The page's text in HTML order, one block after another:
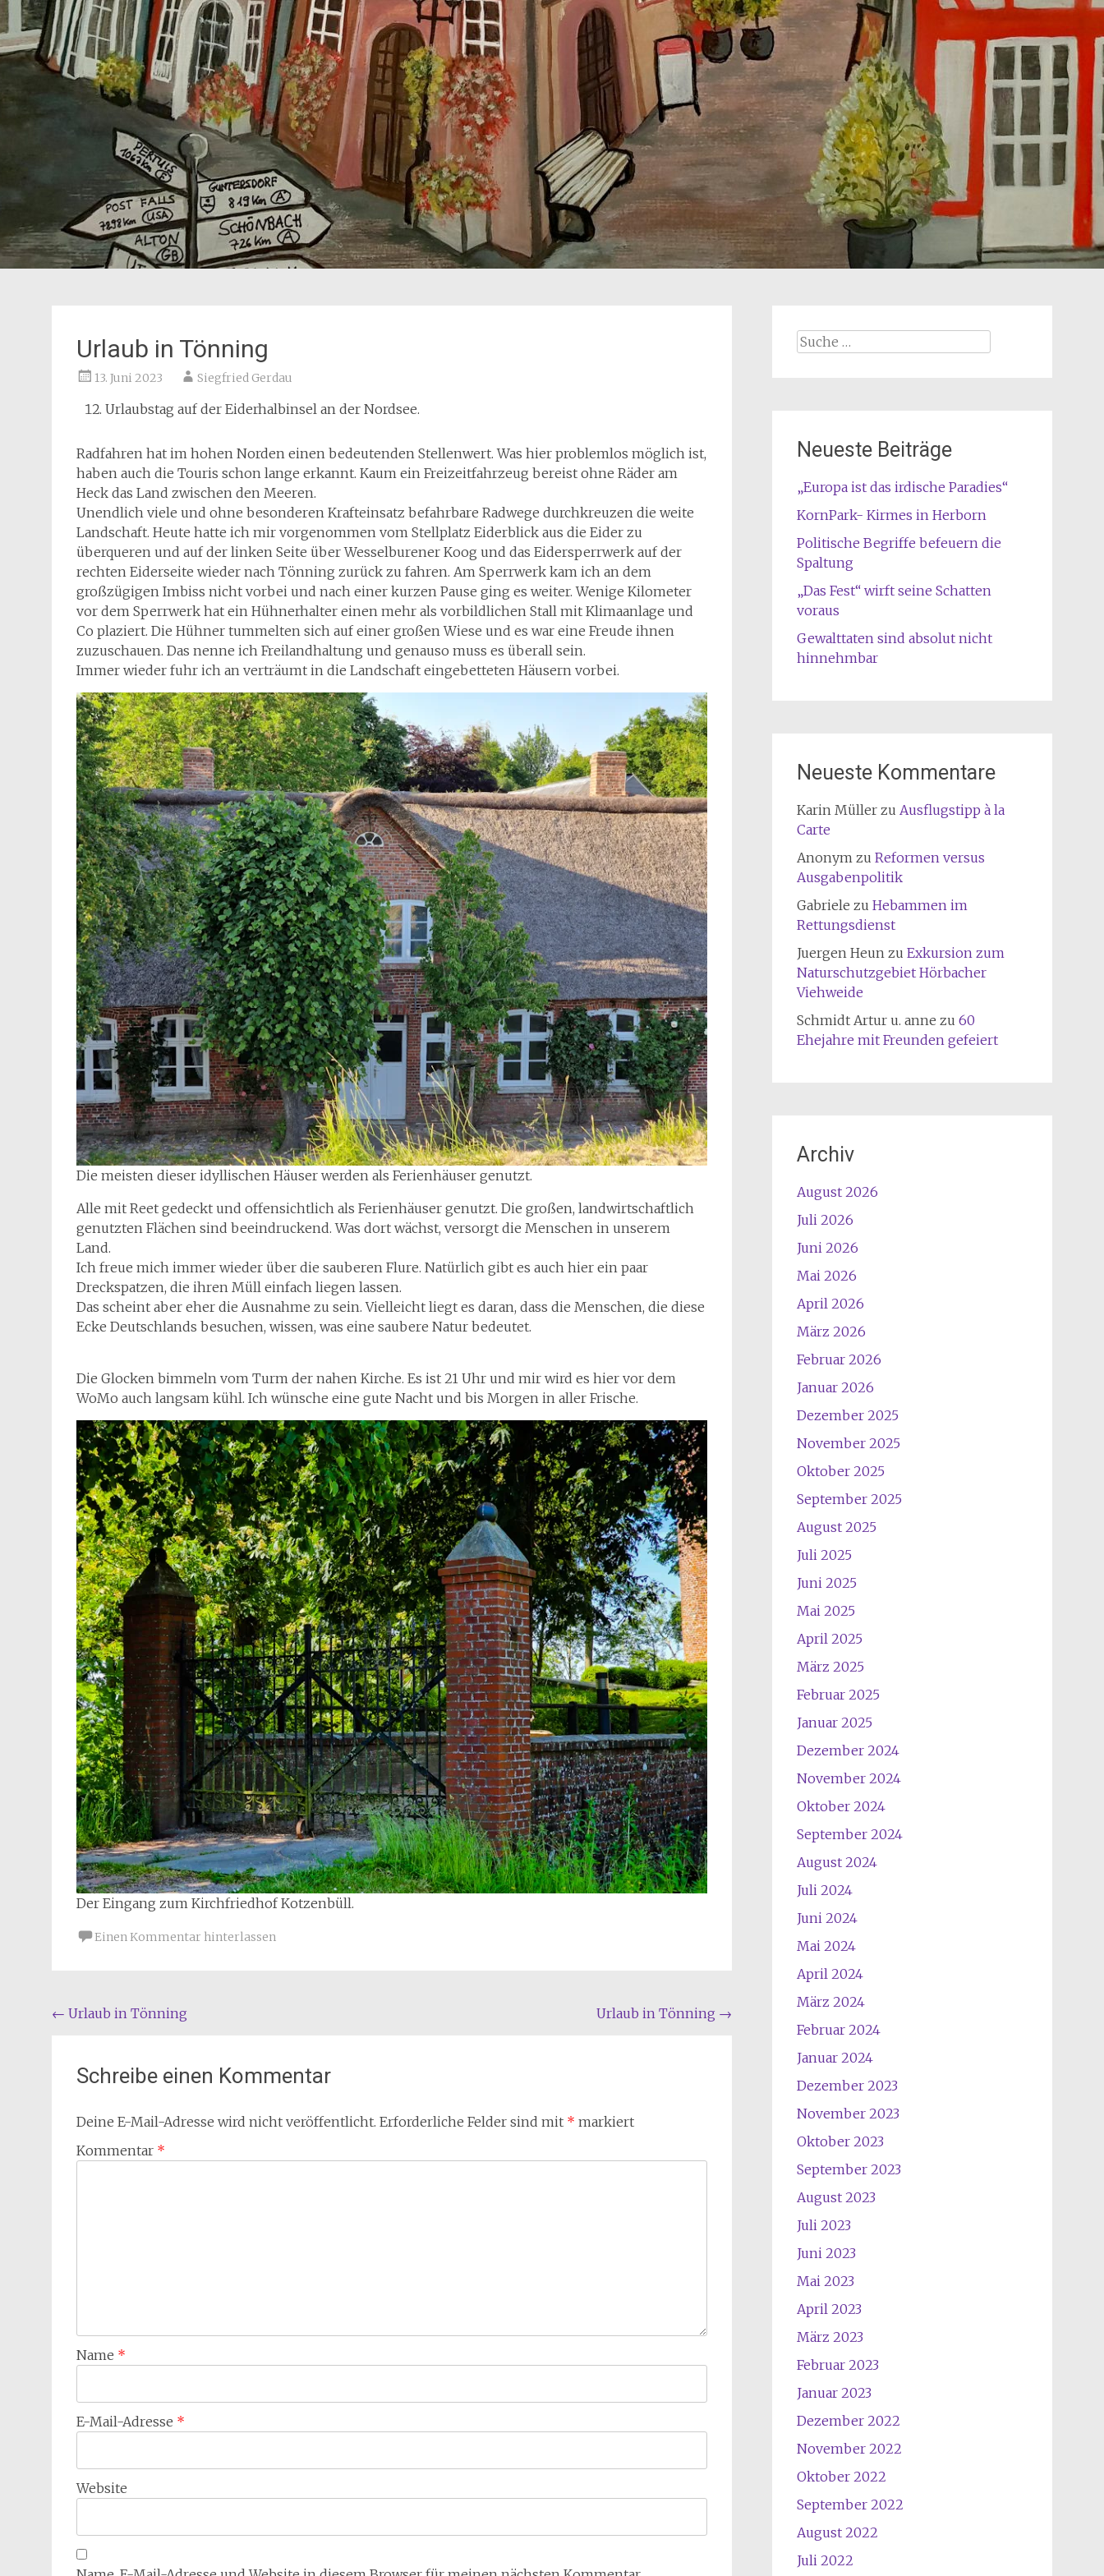
Urlaub in Tönning
13. Juni 2023 Siegfried Gerdau
Urlaubstag auf der Eiderhalbinsel an der Nordsee.
Radfahren hat im hohen Norden einen bedeutenden Stellenwert. Was hier problemlos möglich ist,
haben auch die Touris schon lange erkannt. Kaum ein Freizeitfahrzeug bereist ohne Räder am
Heck das Land zwischen den Meeren.
Unendlich viele und ohne besonderen Krafteinsatz befahrbare Radwege durchkreuzen die weite
Landschaft. Heute hatte ich mir vorgenommen vom Stellplatz Eiderblick aus die Eider zu
überqueren und auf der linken Seite über Wesselburener Koog und das Eidersperrwerk auf der
rechten Eiderseite wieder nach Tönning zurück zu fahren. Am Sperrwerk kam ich an dem
großzügigen Imbiss nicht vorbei und nach einer kurzen Pause ging es weiter. Wenige Kilometer
vor dem Sperrwerk hat ein Hühnerhalter einen mehr als vorbildlichen Stall mit Klimaanlage und
Co plaziert. Die Hühner tummelten sich auf einer großen Wiese und es war eine Freude ihnen
zuzuschauen. Das nenne ich Freilandhaltung und genauso muss es überall sein.
Immer wieder fuhr ich an verträumt in die Landschaft eingebetteten Häusern vorbei.
Die meisten dieser idyllischen Häuser werden als Ferienhäuser genutzt.
Alle mit Reet gedeckt und offensichtlich als Ferienhäuser genutzt. Die großen, landwirtschaftlich
genutzten Flächen sind beeindruckend. Was dort wächst, versorgt die Menschen in unserem
Land.
Ich freue mich immer wieder über die sauberen Flure. Natürlich gibt es auch hier ein paar
Dreckspatzen, die ihren Müll einfach liegen lassen.
Das scheint aber eher die Ausnahme zu sein. Vielleicht liegt es daran, dass die Menschen, die diese
Ecke Deutschlands besuchen, wissen, was eine saubere Natur bedeutet.
Die Glocken bimmeln vom Turm der nahen Kirche. Es ist 21 Uhr und mir wird es hier vor dem
WoMo auch langsam kühl. Ich wünsche eine gute Nacht und bis Morgen in aller Frische.
Der Eingang zum Kirchfriedhof Kotzenbüll.
Einen Kommentar hinterlassen
Beitragsnavigation
← Urlaub in Tönning Urlaub in Tönning →
Schreibe einen Kommentar
Deine E-Mail-Adresse wird nicht veröffentlicht. Erforderliche Felder sind mit * markiert
Kommentar *
Name *
E-Mail-Adresse *
Website
Suche
Neueste Beiträge
„Europa ist das irdische Paradies“
KornPark- Kirmes in Herborn
Politische Begriffe befeuern die
Spaltung
„Das Fest“ wirft seine Schatten
voraus
Gewalttaten sind absolut nicht
hinnehmbar
Neueste Kommentare
Karin Müllerzu Ausflugstipp à la
Carte
Anonymzu Reformen versus
Ausgabenpolitik
Gabriele zu Hebammen im
Rettungsdienst
Juergen Heunzu Exkursion zum
Naturschutzgebiet Hörbacher
Viehweide
Schmidt Artur u. anne zu 60
Ehejahre mit Freunden gefeiert
Archiv
August 2026
Juli 2026
Juni 2026
Mai 2026
April 2026
März 2026
Februar 2026
Januar 2026
Dezember 2025
November 2025
Oktober 2025
September 2025
August 2025
Juli 2025
Juni 2025
Mai 2025
April 2025
März 2025
Februar 2025
Januar 2025
Dezember 2024
November 2024
Oktober 2024
September 2024
August 2024
Juli 2024
Juni 2024
Mai 2024
April 2024
März 2024
Februar 2024
Januar 2024
Dezember 2023
November 2023
Oktober 2023
September 2023
August 2023
Juli 2023
Juni 2023
Mai 2023
April 2023
März 2023
Februar 2023
Januar 2023
Dezember 2022
November 2022
Oktober 2022
September 2022
August 2022
Juli 2022